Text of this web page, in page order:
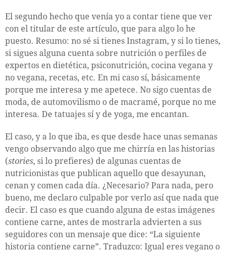
El segundo hecho que venía yo a contar tiene que ver
con el titular de este artículo, que para algo lo he
puesto. Resumo: no sé si tienes Instagram, y si lo tienes,
si sigues alguna cuenta sobre nutrición o perfiles de
expertos en dietética, psiconutrición, cocina vegana y
no vegana, recetas, etc. En mi caso sí, básicamente
porque me interesa y me apetece. No sigo cuentas de
moda, de automovilismo o de macramé, porque no me
interesa. De tatuajes sí y de yoga, me encantan.
El caso, y a lo que iba, es que desde hace unas semanas
vengo observando algo que me chirría en las historias
(stories, si lo prefieres) de algunas cuentas de
nutricionistas que publican aquello que desayunan,
cenan y comen cada día. ¿Necesario? Para nada, pero
bueno, me declaro culpable por verlo así que nada que
decir. El caso es que cuando alguna de estas imágenes
contiene carne, antes de mostrarla advierten a sus
seguidores con un mensaje que dice: “La siguiente
historia contiene carne”. Traduzco: Igual eres vegano o